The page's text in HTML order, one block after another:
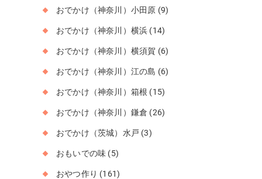
おでかけ（神奈川）小田原 (9)
おでかけ（神奈川）横浜 (14)
おでかけ（神奈川）横須賀 (6)
おでかけ（神奈川）江の島 (6)
おでかけ（神奈川）箱根 (15)
おでかけ（神奈川）鎌倉 (26)
おでかけ（茨城）水戸 (3)
おもいでの味 (5)
おやつ作り (161)